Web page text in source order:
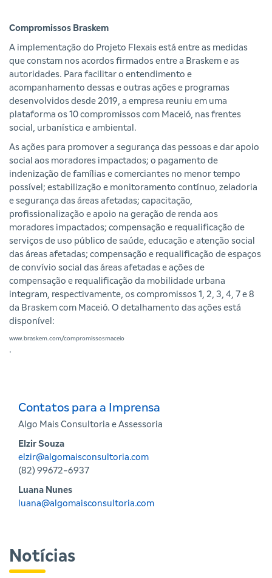
Compromissos Braskem
A implementação do Projeto Flexais está entre as medidas
que constam nos acordos firmados entre a Braskem e as
autoridades. Para facilitar o entendimento e
acompanhamento dessas e outras ações e programas
desenvolvidos desde 2019, a empresa reuniu em uma
plataforma os 10 compromissos com Maceió, nas frentes
social, urbanística e ambiental.
As ações para promover a segurança das pessoas e dar apoio
social aos moradores impactados; o pagamento de
indenização de famílias e comerciantes no menor tempo
possível; estabilização e monitoramento contínuo, zeladoria
e segurança das áreas afetadas; capacitação,
profissionalização e apoio na geração de renda aos
moradores impactados; compensação e requalificação de
serviços de uso público de saúde, educação e atenção social
das áreas afetadas; compensação e requalificação de espaços
de convívio social das áreas afetadas e ações de
compensação e requalificação da mobilidade urbana
integram, respectivamente, os compromissos 1, 2, 3, 4, 7 e 8
da Braskem com Maceió. O detalhamento das ações está
disponível:
www.braskem.com/compromissosmaceio
.
Contatos para a Imprensa
Algo Mais Consultoria e Assessoria
Elzir Souza
elzir@algomaisconsultoria.com
(82) 99672-6937
Luana Nunes
luana@algomaisconsultoria.com
Notícias